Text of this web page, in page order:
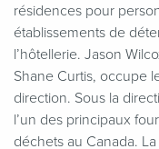
résidences pour
établissements de
l’hôtellerie. Jason
Shane Curtis, occupe
direction. Sous la
l’un des principaux
déchets au Canada.